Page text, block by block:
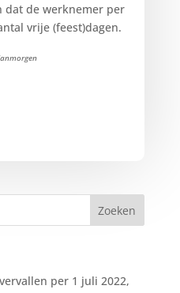
dat de werknemer per
vrije (feest)dagen.
per 1 juli 2022,